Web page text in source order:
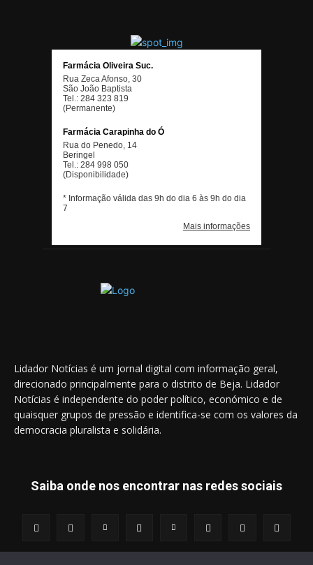
Lidador Notícias é um jornal digital com informação geral,
direcionado principalmente para o distrito de Beja. Lidador
Notícias é independente do poder político, económico e de
quaisquer grupos de pressão e identifica-se com os valores da
democracia pluralista e solidária.
Saiba onde nos encontrar nas redes sociais